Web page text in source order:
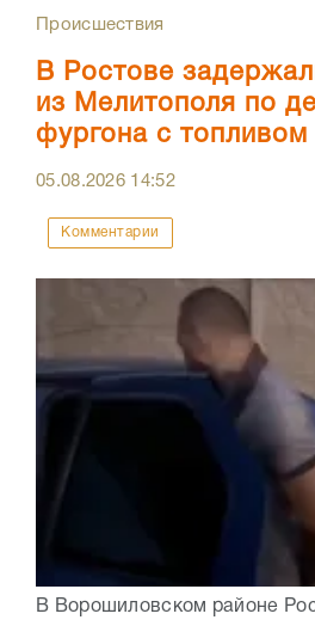
Происшествия
В Ростове
из Мелитополя по
фургона с топливом
05.08.2026 14:52
Комментарии
В Ворошиловском районе